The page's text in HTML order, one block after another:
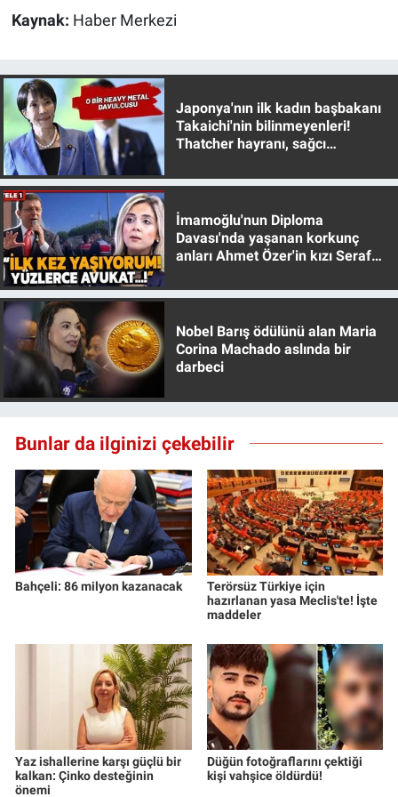
Kaynak: Haber Merkezi
Japonya'nın ilk kadın başbakanı
Takaichi'nin bilinmeyenleri!
Thatcher hayranı, sağcı
İmamoğlu'nun Diploma
Davası'nda yaşanan korkunç
anları Ahmet Özer'in kızı Seraf
Nobel Barış ödülünü alan Maria
Corina Machado aslında bir
darbeci
Bunlar da ilginizi çekebilir
Bahçeli: 86 milyon kazanacak
Terörsüz Türkiye için
hazırlanan yasa Meclis'te! İşte
maddeler
Yaz ishallerine karşı güçlü bir
kalkan: Çinko desteğinin
önemi
Düğün fotoğraflarını çektiği
kişi vahşice öldürdü!
Günün görüntüsü
Haber
İlan
Kimdir
Koronavirüs
Kültür Sanat
Ne demişti
Nedir
Popüler
Programlar
Sağlık
Spor
Türkiye'nin Geleceği
Türkiye'nin Gündemi
Yerel Gündem